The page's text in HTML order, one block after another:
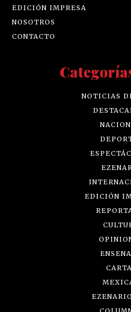
EDICIÓN IMPRESA
NOSOTROS
CONTACTO
NOTICIAS
EDICIÓN